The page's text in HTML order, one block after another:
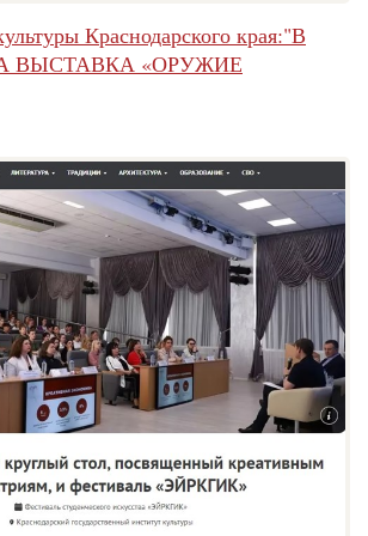
Краснодарского края:"В
ВЫСТАВКА «ОРУЖИЕ